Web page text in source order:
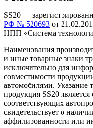
SS20 —
РФ № 520693 от
НПП «Система
Наименования
и иные товарные знаки
исключительно для
совместимости
автомобилями. Указание
продукция SS20
соответствующих
свидетельствует о
аффилированности или